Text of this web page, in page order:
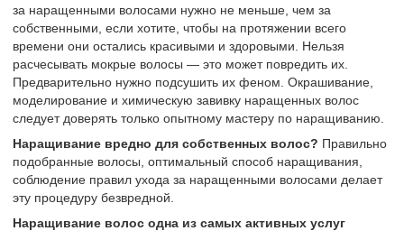
за наращенными волосами нужно не меньше, чем за
собственными, если хотите, чтобы на протяжении всего
времени они остались красивыми и здоровыми. Нельзя
расчесывать мокрые волосы — это может повредить их.
Предварительно нужно подсушить их феном. Окрашивание,
моделирование и химическую завивку наращенных волос
следует доверять только опытному мастеру по наращиванию.
Наращивание вредно для собственных волос? Правильно
подобранные волосы, оптимальный способ наращивания,
соблюдение правил ухода за наращенными волосами делает
эту процедуру безвредной.
Наращивание волос одна из самых активных услуг